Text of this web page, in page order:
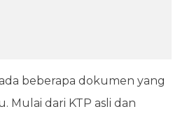
beberapa dokumen yang
Mulai dari KTP asli dan